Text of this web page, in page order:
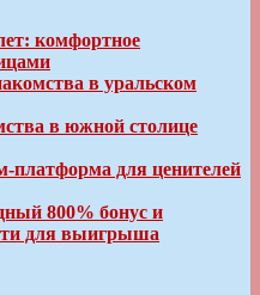
комфортное
в уральском
в южной столице
для ценителей
800% бонус и
для выигрыша